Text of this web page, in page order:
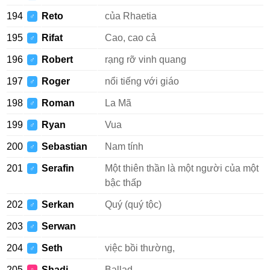
194 ♂ Reto của Rhaetia
195 ♂ Rifat Cao, cao cả
196 ♂ Robert rạng rỡ vinh quang
197 ♂ Roger nổi tiếng với giáo
198 ♂ Roman La Mã
199 ♂ Ryan Vua
200 ♂ Sebastian Nam tính
201 ♂ Serafin
Một thiên thần là một người của một
bậc thấp
202 ♂ Serkan Quý (quý tộc)
203 ♂ Serwan
204 ♂ Seth việc bồi thường,